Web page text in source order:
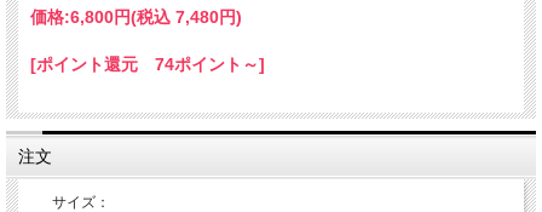
価格:6,800円(税込 7,480円)
[ポイント還元 74ポイント～]
注文
サイズ：